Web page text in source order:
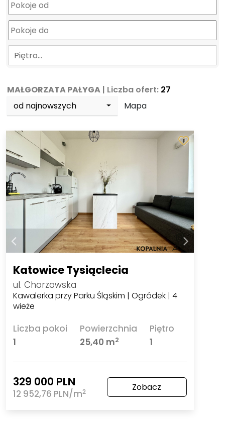
Piętro…
MAŁGORZATA PAŁYGA | Liczba ofert: 27
od najnowszych
Mapa
Katowice Tysiąclecia
ul. Chorzowska
Kawalerka przy Parku Śląskim | Ogródek | 4
wieże
Liczba pokoi
1
Powierzchnia
25,40 m2
Piętro
1
329 000 PLN
12 952,76 PLN/m2 Zobacz